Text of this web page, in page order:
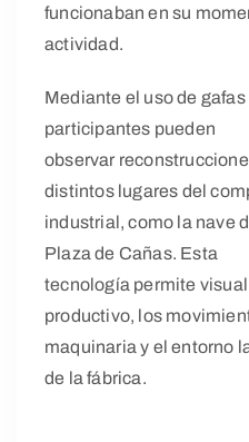
funcionaban en su
actividad.
Mediante el uso de
participantes pueden
observar
distintos lugares del
industrial, como la nave
Plaza de Cañas. Esta
tecnología permite
productivo, los
maquinaria y el entorno
de la fábrica.